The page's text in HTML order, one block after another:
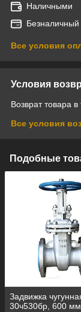
Наличными
Безналичный
Все условия
Условия
Возврат товара
Все условия
Подобные
Задвижка
30ч530бр, 600 мм